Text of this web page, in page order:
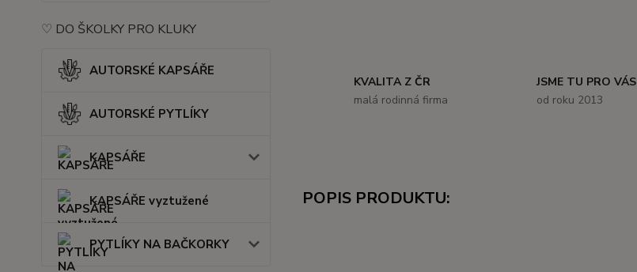
♡ DO ŠKOLKY PRO KLUKY
AUTORSKÉ KAPSÁŘE
AUTORSKÉ PYTLÍKY
KAPSÁŘE
KAPSÁŘE vyztužené
PYTLÍKY NA BAČKORKY
KVALITA Z ČR
malá rodinná firma
JSME TU PRO VÁS
od roku 2013
POPIS PRODUKTU: